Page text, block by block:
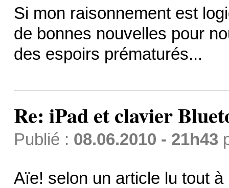
Si mon raisonnement est
de bonnes nouvelles pour
des espoirs prématurés...
Re: iPad et clavier
Publié : 08.06.2010 - 21h43
Aïe! selon un article lu tout